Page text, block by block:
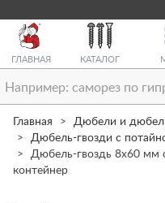
ГЛАВНАЯ КАТАЛОГ
Главная
Дюбели и
Дюбель-гвозди с
Дюбель-гвоздь 8х60 мм
контейнер